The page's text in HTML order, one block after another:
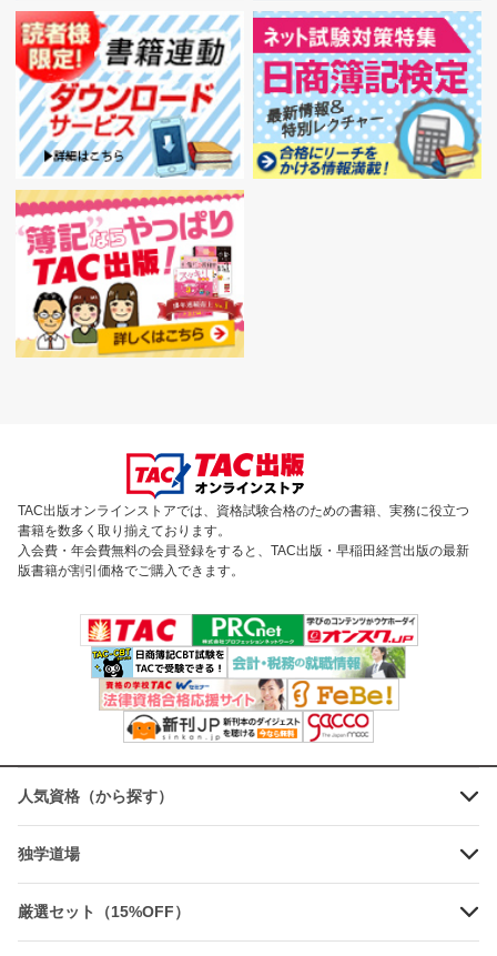
TAC出版オンラインストアでは、資格試験合格のための書籍、実務に役立つ
書籍を数多く取り揃えております。
入会費・年会費無料の会員登録をすると、TAC出版・早稲田経営出版の最新
版書籍が割引価格でご購入できます。
人気資格（から探す）
独学道場
厳選セット（15%OFF）